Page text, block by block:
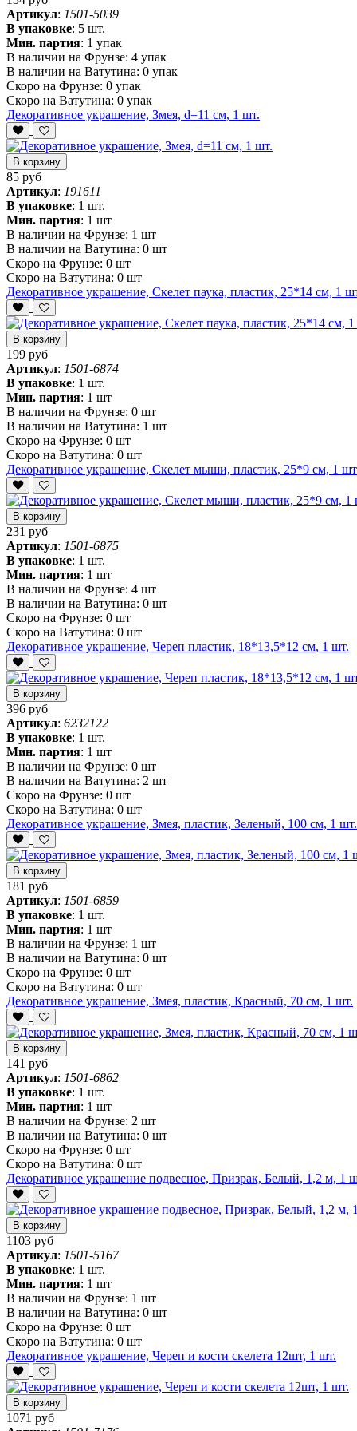
Артикул: 1501-5039
В упаковке: 5 шт.
Мин. партия: 1 упак
В наличии на Фрунзе: 4 упак
В наличии на Ватутина: 0 упак
Скоро на Фрунзе: 0 упак
Скоро на Ватутина: 0 упак
Декоративное украшение, Змея, d=11 см, 1 шт.
В корзину
85 руб
Артикул: 191611
В упаковке: 1 шт.
Мин. партия: 1 шт
В наличии на Фрунзе: 1 шт
В наличии на Ватутина: 0 шт
Скоро на Фрунзе: 0 шт
Скоро на Ватутина: 0 шт
Декоративное украшение, Скелет паука, пластик, 25*14 см, 1
В корзину
199 руб
Артикул: 1501-6874
В упаковке: 1 шт.
Мин. партия: 1 шт
В наличии на Фрунзе: 0 шт
В наличии на Ватутина: 1 шт
Скоро на Фрунзе: 0 шт
Скоро на Ватутина: 0 шт
Декоративное украшение, Скелет мыши, пластик, 25*9 см, 1
В корзину
231 руб
Артикул: 1501-6875
В упаковке: 1 шт.
Мин. партия: 1 шт
В наличии на Фрунзе: 4 шт
В наличии на Ватутина: 0 шт
Скоро на Фрунзе: 0 шт
Скоро на Ватутина: 0 шт
Декоративное украшение, Череп пластик, 18*13,5*12 см, 1 шт.
В корзину
396 руб
Артикул: 6232122
В упаковке: 1 шт.
Мин. партия: 1 шт
В наличии на Фрунзе: 0 шт
В наличии на Ватутина: 2 шт
Скоро на Фрунзе: 0 шт
Скоро на Ватутина: 0 шт
Декоративное украшение, Змея, пластик, Зеленый, 100 см, 1 шт.
В корзину
181 руб
Артикул: 1501-6859
В упаковке: 1 шт.
Мин. партия: 1 шт
В наличии на Фрунзе: 1 шт
В наличии на Ватутина: 0 шт
Скоро на Фрунзе: 0 шт
Скоро на Ватутина: 0 шт
Декоративное украшение, Змея, пластик, Красный, 70 см, 1 шт.
В корзину
141 руб
Артикул: 1501-6862
В упаковке: 1 шт.
Мин. партия: 1 шт
В наличии на Фрунзе: 2 шт
В наличии на Ватутина: 0 шт
Скоро на Фрунзе: 0 шт
Скоро на Ватутина: 0 шт
Декоративное украшение подвесное, Призрак, Белый, 1,2 м, 1
В корзину
1103 руб
Артикул: 1501-5167
В упаковке: 1 шт.
Мин. партия: 1 шт
В наличии на Фрунзе: 1 шт
В наличии на Ватутина: 0 шт
Скоро на Фрунзе: 0 шт
Скоро на Ватутина: 0 шт
Декоративное украшение, Череп и кости скелета 12шт, 1 шт.
В корзину
1071 руб